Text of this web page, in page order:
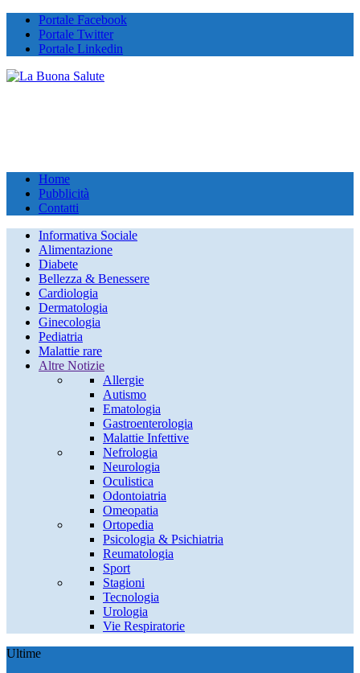
Portale Facebook
Portale Twitter
Portale Linkedin
Home
Pubblicità
Contatti
Informativa Sociale
Alimentazione
Diabete
Bellezza & Benessere
Cardiologia
Dermatologia
Ginecologia
Pediatria
Malattie rare
Altre Notizie
Allergie
Autismo
Ematologia
Gastroenterologia
Malattie Infettive
Nefrologia
Neurologia
Oculistica
Odontoiatria
Omeopatia
Ortopedia
Psicologia & Psichiatria
Reumatologia
Sport
Stagioni
Tecnologia
Urologia
Vie Respiratorie
Ultime